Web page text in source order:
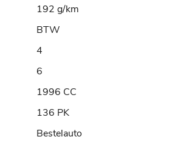
192 g/km
BTW
4
6
1996 CC
136 PK
Bestelauto